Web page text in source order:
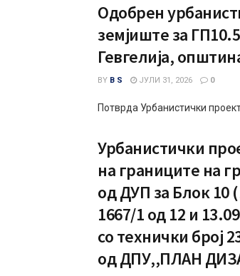
Одобрен
земјиште за
Гевгелија,
BY B S ЈУЛИ 31, 2026 0
Потврда Урбанистички
Урбанистички
на границите на
од ДУП за Блок 10
1667/1 од 12 и
со технички број
од ДПУ,,ПЛАН